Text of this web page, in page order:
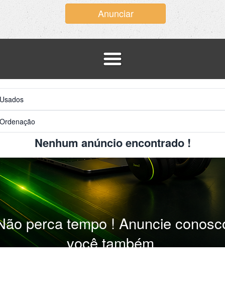
Anunciar
Nenhum anúncio encontrado !
perca tempo ! Anuncie
você também.